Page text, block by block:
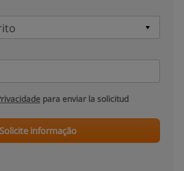
para enviar la solicitud
Solicite informação